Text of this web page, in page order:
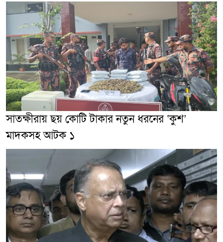
সাতক্ষীরায় ছয় কোটি টাকার নতুন ধরনের ‘কুশ’
মাদকসহ আটক ১